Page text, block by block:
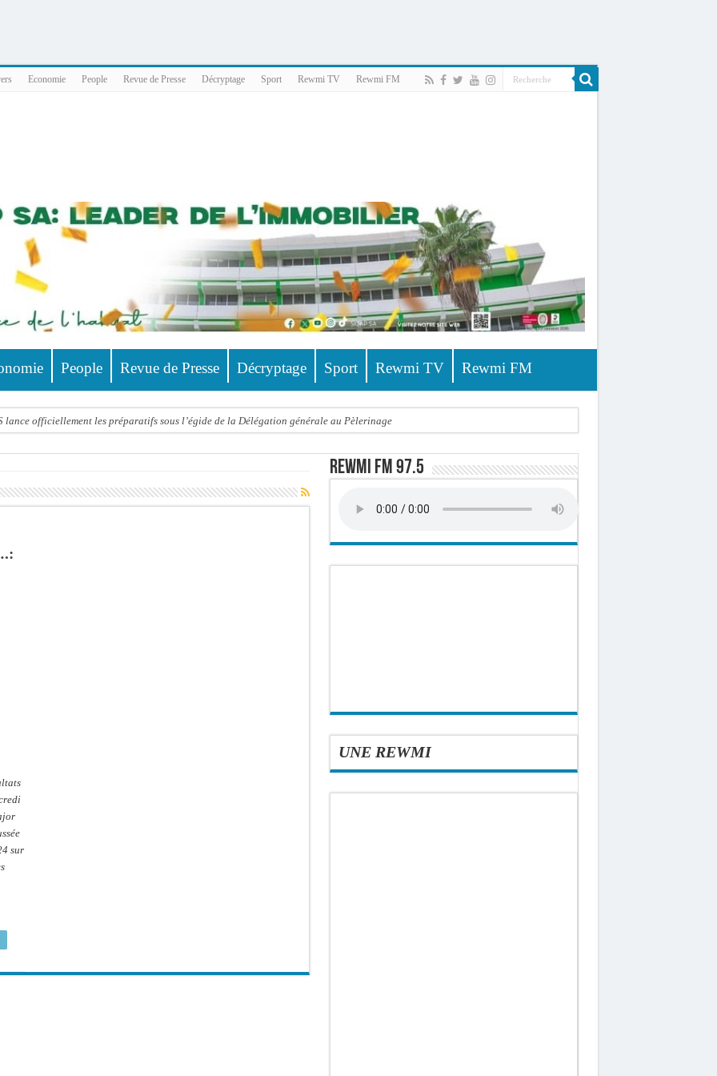
Economie People Revue de Presse Décryptage Sport Rewmi TV Rewmi FM
People Revue de Presse Décryptage Sport Rewmi TV Rewmi FM
lance officiellement les préparatifs sous l’égide de la Délégation générale au Pèlerinage
les discours ne suffisent plus » (Mamadou AW-Candidat à la mairie de Golf Sud)
été empoisonnée, Amy Dione désigne le coupable avant de mourir
meurt noyé dans un bassin de rétention
scientifique dévoile les fondements du thème central
: Soulèye Kane officiellement installé, il décline ses orientations
sur
Rewmi FM 97.5
UNE REWMI